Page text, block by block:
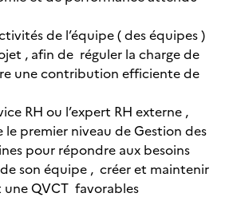
de l’équipe ( des équipes )
, afin de réguler la charge de
une contribution efficiente de
RH ou l’expert RH externe ,
le premier niveau de Gestion des
pour répondre aux besoins
son équipe , créer et maintenir
QVCT favorables